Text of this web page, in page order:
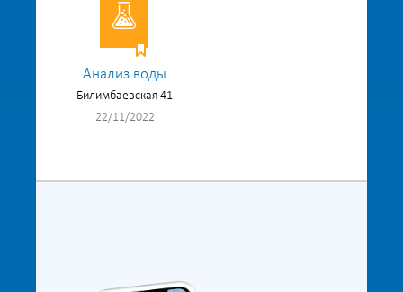
Анализ воды
Билимбаевская 41
22/11/2022